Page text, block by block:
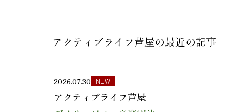
アクティブライフ芦屋の最近の記事
2026.07.30 NEW
アクティブライフ芦屋